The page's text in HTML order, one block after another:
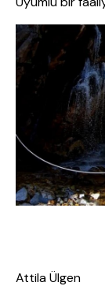
Attila Ülgen